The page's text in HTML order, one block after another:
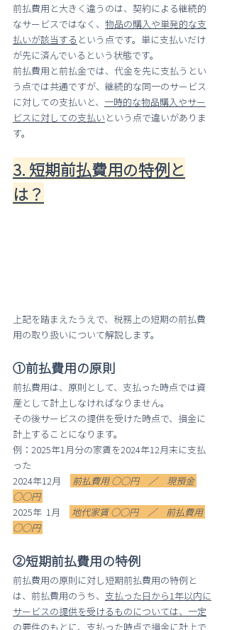
前払費用と大きく違うのは、契約による継続的
なサービスではなく、 物品の購入や単発的な支
払いが該当する という点です。単に支払いだけ
が先に済んでいるという状態です。
前払費用と前払金では、代金を先に支払うとい
う点では共通ですが、継続的な同一のサービス
に対しての支払いと、 一時的な物品購入やサー
ビスに対しての支払い という点で違いがありま
す。
3. 短期前払費用の特例と
は？
上記を踏まえたうえで、税務上の短期の前払費
用の取り扱いについて解説します。
①前払費用の原則
前払費用は、原則として、支払った時点では資
産として計上しなければなりません。
その後サービスの提供を受けた時点で、損金に
計上することになります。
例：2025年1月分の家賃を2024年12月末に支払
った
2024年12月
前払費用 ○○円　／　現預金
○○円
2025年  1月
地代家賃 ○○円　／　前払費用
○○円
②短期前払費用の特例
前払費用の原則に対し短期前払費用の特例と
は、前払費用のうち、 支払った日から1年以内に
サービスの提供を受けるものについては、一定
の要件のもとに、支払った時点で損金に計上で